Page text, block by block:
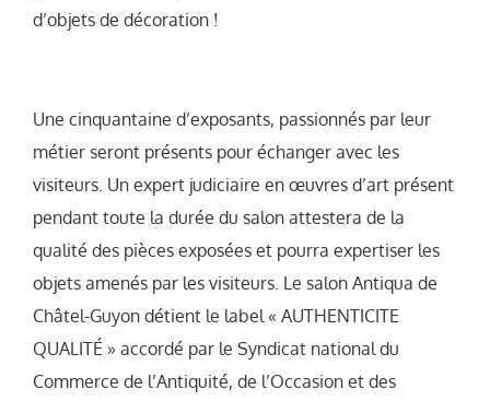
d’objets de décoration !
Une cinquantaine d’exposants, passionnés par leur
métier seront présents pour échanger avec les
visiteurs. Un expert judiciaire en œuvres d’art présent
pendant toute la durée du salon attestera de la
qualité des pièces exposées et pourra expertiser les
objets amenés par les visiteurs. Le salon Antiqua de
Châtel-Guyon détient le label « AUTHENTICITE
QUALITÉ » accordé par le Syndicat national du
Commerce de l’Antiquité, de l’Occasion et des